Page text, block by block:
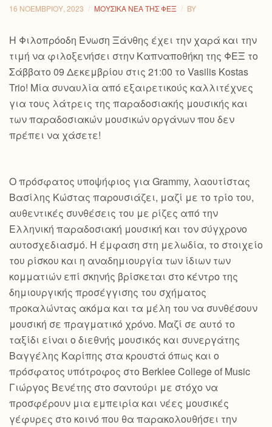
16 ΝΟΕΜΒΡΊΟΥ, 2023 ΜΟΥΣΙΚΆ ΝΈΑ ΤΗΣ ΦΕΞ BY
H Φιλοπρόοδη Ένωση Ξάνθης έχει την χαρά και την
τιμή να φιλοξενήσει στην Καπναποθήκη της ΦΕΞ το
Σάββατο 09 Δεκεμβρίου στις 21:00 το Vasilis Kostas
Trio! Μία συναυλία από εξαιρετικούς καλλιτέχνες
για τους λάτρεις της παραδοσιακής μουσικής και
των παραδοσιακών μουσικών οργάνων που δεν
πρέπει να χάσετε!
Ο πρόσφατος υποψήφιος για Grammy, λαουτίστας
Βασίλης Κώστας παρουσιάζει, μαζί με το τρίο του,
αυθεντικές συνθέσεις του με ρίζες από την
Ελληνική παραδοσιακή μουσική και τον σύγχρονο
αυτοσχεδιασμό. Η έμφαση στη μελωδία, το στοιχείο
του ρίσκου και η αναδημιουργία των ίδιων των
κομματιών επί σκηνής βρίσκεται στο κέντρο της
δημιουργικής προσέγγισης του σχήματος
προκαλώντας ακόμα και τα μέλη του να συνθέσουν
μουσική σε πραγματικό χρόνο. Μαζί σε αυτό το
ταξίδι είναι ο διεθνής μουσικός και συνεργάτης
Βαγγέλης Καρίπης στα κρουστά όπως και ο
πρόσφατος υπότροφος στο Berklee College of Music
Γιώργος Βενέτης στο σαντούρι με στόχο να
προσφέρουν μια εμπειρία και νέες μουσικές
γέφυρες στο κοινό που θα παρακολουθήσει την